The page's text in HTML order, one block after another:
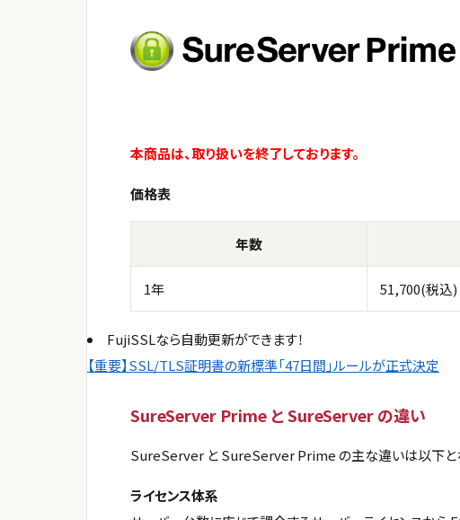
本商品は、取り扱いを終了しております。
価格表
年数
1年 51,700(税込)
FujiSSLなら自動更新ができます！
【重要】SSL/TLS証明書の新標準「47日間」ルールが正式決定
SureServer Prime と SureServer の違い
SureServer と SureServer Prime の主な違いは以下と
ライセンス体系